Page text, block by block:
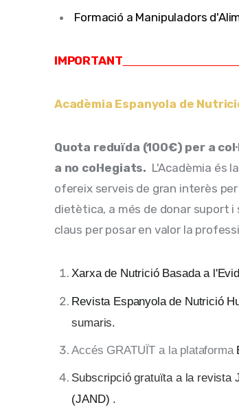
Formació a Manipuladors
IMPORTANT
Acadèmia Espanyola de
Quota reduïda (100€) per a
a no col·legiats. L'Acadèmia és
ofereix serveis de gran interès
dietètica, a més de donar suport
claus per posar en valor la
Xarxa de Nutrició Basada a
Revista Espanyola de Nutrició
sumaris.
Accés GRATUÏT a la plataforma
Subscripció gratuïta a la revista
(JAND) .